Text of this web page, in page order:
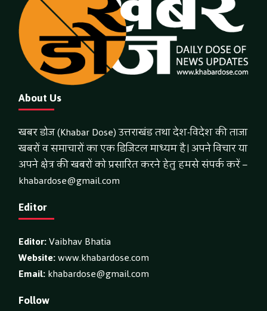
About Us
खबर डोज (Khabar Dose) उत्तराखंड तथा देश-विदेश की ताजा
खबरों व समाचारों का एक डिजिटल माध्यम है। अपने विचार या
अपने क्षेत्र की खबरों को प्रसारित करने हेतु हमसे संपर्क करें –
khabardose@gmail.com
Editor
Editor:Vaibhav Bhatia
Website:www.khabardose.com
Email:khabardose@gmail.com
Follow